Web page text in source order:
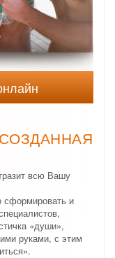
всю Вашу
сформировать и
«души»,
руками, с этим